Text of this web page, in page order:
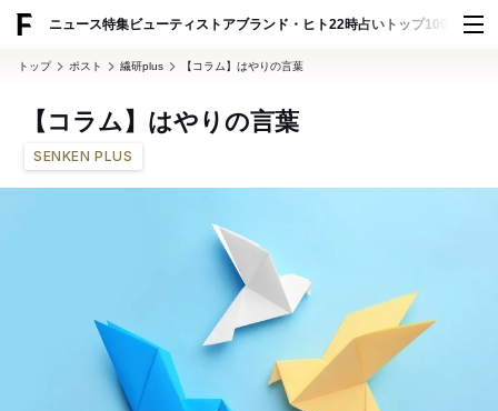
ニュース特集ビューティ ストアブランド・ヒト22時占い トップ100 スナッ
トップ ポスト 繊研plus 【コラム】はやりの言葉
【コラム】はやりの言葉
SENKEN PLUS